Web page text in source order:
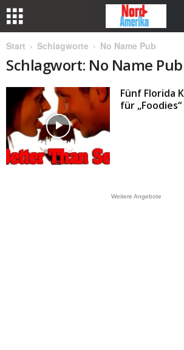
Start Schlagworte No Name Pub
Schlagwort: No Name Pub
Fünf Florida
für „Foodies“
Weitere Angebote